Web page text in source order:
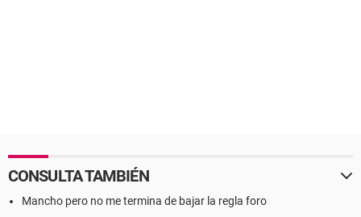
CONSULTA TAMBIÉN
Mancho pero no me termina de bajar la regla foro